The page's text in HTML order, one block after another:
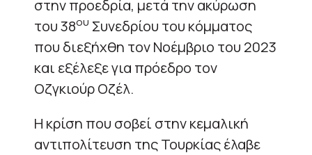
στην προεδρία, μετά την ακύρωση
του 38ου Συνεδρίου του κόμματος
που διεξήχθη τον Νοέμβριο του 2023
και εξέλεξε για πρόεδρο τον
Οζγκιούρ Οζέλ.
Η κρίση που σοβεί στην κεμαλική
αντιπολίτευση της Τουρκίας έλαβε